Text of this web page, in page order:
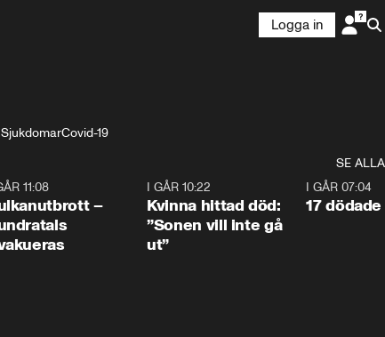
Logga in
SjukdomarCovid-19
SE ALLA
11:08
–
I GÅR 10:22
Kvinna hittad död:
”Sonen vill inte gå
ut”
I GÅR 07:04
17